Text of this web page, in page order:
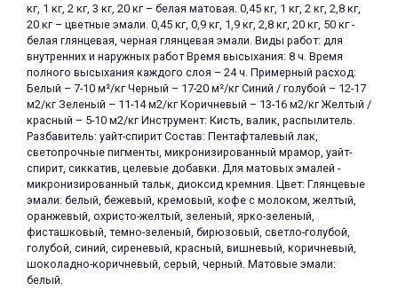
кг, 1 кг, 2 кг, 3 кг, 20 кг – белая матовая. 0,45 кг, 1 кг, 2 кг, 2,8 кг,
20 кг – цветные эмали. 0,45 кг, 0,9 кг, 1,9 кг, 2,8 кг, 20 кг, 50 кг -
белая глянцевая, черная глянцевая эмали. Виды работ: для
внутренних и наружных работ Время высыхания: 8 ч. Время
полного высыхания каждого слоя – 24 ч. Примерный расход:
Белый – 7-10 м²/кг Черный – 17-20 м²/кг Синий / голубой – 12-17
м2/кг Зеленый – 11-14 м2/кг Коричневый – 13-16 м2/кг Желтый /
красный – 5-10 м2/кг Инструмент: Кисть, валик, распылитель.
Разбавитель: уайт-спирит Состав: Пентафталевый лак,
светопрочные пигменты, микронизированный мрамор, уайт-
спирит, сиккатив, целевые добавки. Для матовых эмалей -
микронизированный тальк, диоксид кремния. Цвет: Глянцевые
эмали: белый, бежевый, кремовый, кофе с молоком, желтый,
оранжевый, охристо-желтый, зеленый, ярко-зеленый,
фисташковый, темно-зеленый, бирюзовый, светло-голубой,
голубой, синий, сиреневый, красный, вишневый, коричневый,
шоколадно-коричневый, серый, черный. Матовые эмали:
белый.